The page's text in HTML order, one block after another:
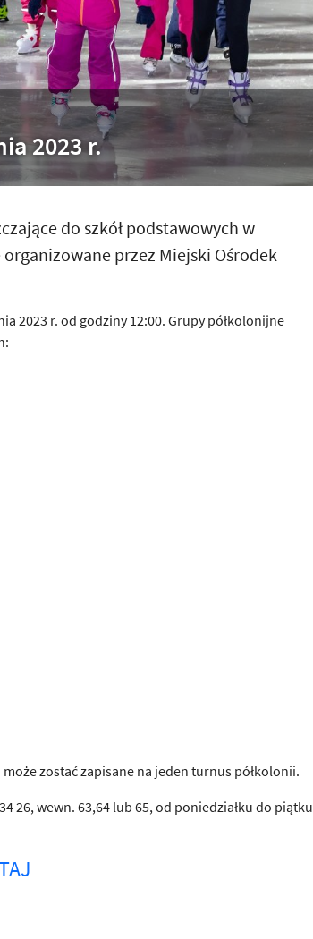
2023 r.
do szkół podstawowych w
przez Miejski Ośrodek
2023 r. od godziny 12:00. Grupy półkolonijne
zostać zapisane na jeden turnus półkolonii.
26, wewn. 63,64 lub 65, od poniedziałku do piątku